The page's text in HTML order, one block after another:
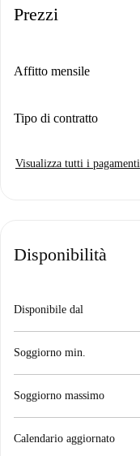
Prezzi
Affitto mensile
Tipo di contratto
Visualizza tutti i pagamenti
Disponibilità
Disponibile dal
Soggiorno min.
Soggiorno massimo
Calendario aggiornato